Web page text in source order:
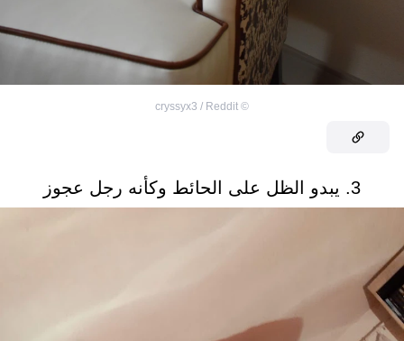
©
cryssyx3 / Reddit
3. يبدو الظل على الحائط وكأنه رجل عجوز